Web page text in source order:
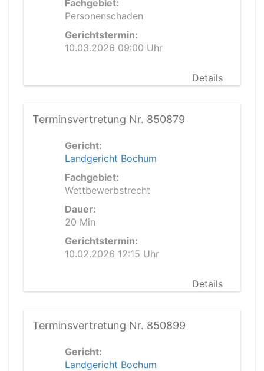
Fachgebiet:
Personenschaden
Gerichtstermin:
10.03.2026 09:00 Uhr
Details
Terminsvertretung Nr. 850879
Gericht:
Landgericht Bochum
Fachgebiet:
Wettbewerbstrecht
Dauer:
20 Min
Gerichtstermin:
10.02.2026 12:15 Uhr
Details
Terminsvertretung Nr. 850899
Gericht:
Landgericht Bochum